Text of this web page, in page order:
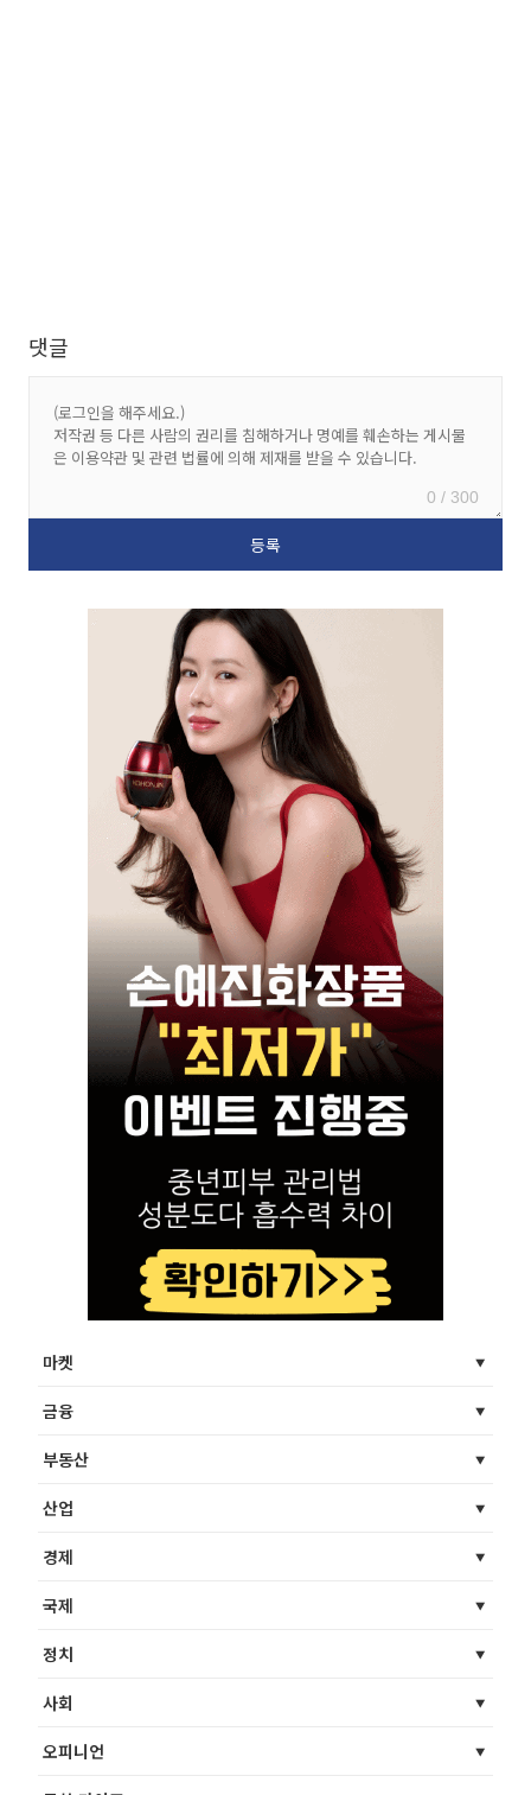
댓글
0 / 300
마켓
금융
부동산
산업
경제
국제
정치
사회
오피니언